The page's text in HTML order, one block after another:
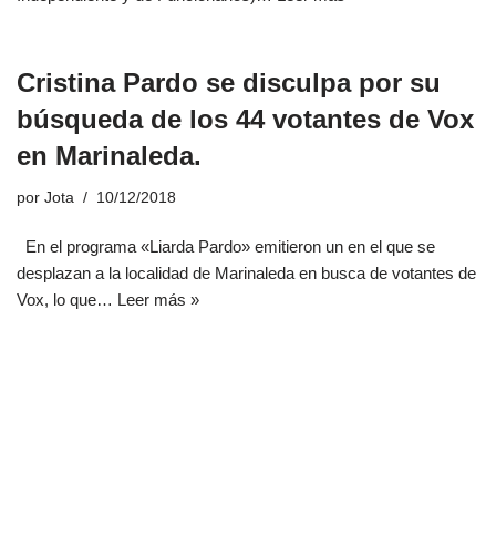
Cristina Pardo se disculpa por su
búsqueda de los 44 votantes de Vox
en Marinaleda.
por Jota 10/12/2018
En el programa «Liarda Pardo» emitieron un en el que se
desplazan a la localidad de Marinaleda en busca de votantes de
Vox, lo que… Leer más »